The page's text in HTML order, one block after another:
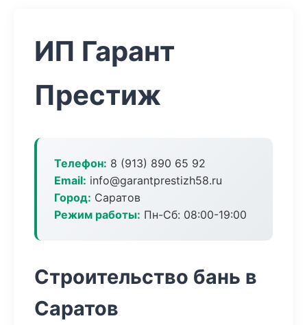
ИП Гарант
Престиж
Телефон: 8 (913) 890 65 92
Email: info@garantprestizh58.ru
Город: Саратов
Режим работы: Пн-Сб: 08:00-19:00
Строительство бань в
Саратов